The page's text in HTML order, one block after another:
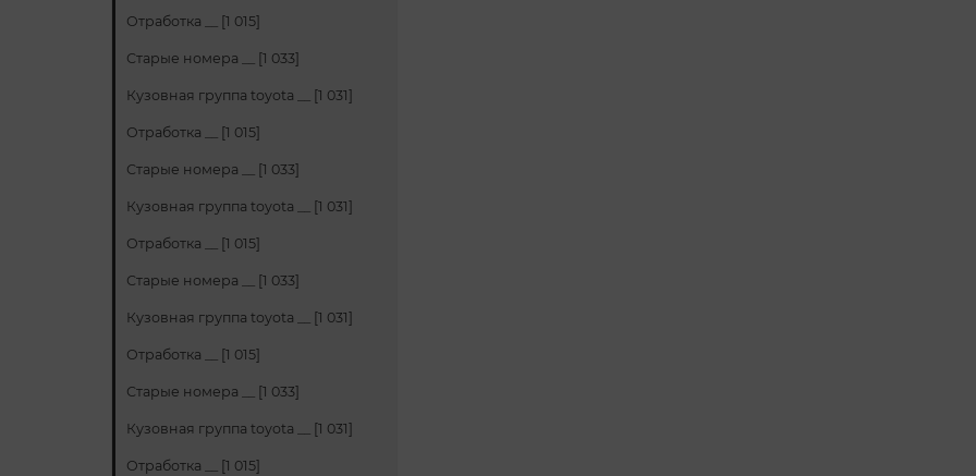
Отработка __ [1 015]
Старые номера __ [1 033]
Кузовная группа toyota __ [1 031]
Отработка __ [1 015]
Старые номера __ [1 033]
Кузовная группа toyota __ [1 031]
Отработка __ [1 015]
Старые номера __ [1 033]
Кузовная группа toyota __ [1 031]
Отработка __ [1 015]
Старые номера __ [1 033]
Кузовная группа toyota __ [1 031]
Отработка __ [1 015]